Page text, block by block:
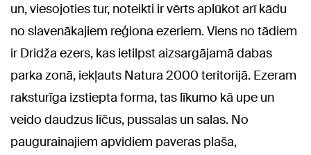
un, viesojoties tur, noteikti ir vērts aplūkot arī kādu
no slavenākajiem reģiona ezeriem. Viens no tādiem
ir Dridža ezers, kas ietilpst aizsargājamā dabas
parka zonā, iekļauts Natura 2000 teritorijā. Ezeram
raksturīga izstiepta forma, tas līkumo kā upe un
veido daudzus līčus, pussalas un salas. No
paugurainajiem apvidiem paveras plaša,